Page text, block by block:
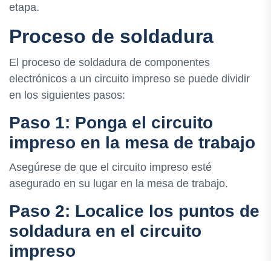
etapa.
Proceso de soldadura
El proceso de soldadura de componentes
electrónicos a un circuito impreso se puede dividir
en los siguientes pasos:
Paso 1: Ponga el circuito
impreso en la mesa de trabajo
Asegúrese de que el circuito impreso esté
asegurado en su lugar en la mesa de trabajo.
Paso 2: Localice los puntos de
soldadura en el circuito
impreso